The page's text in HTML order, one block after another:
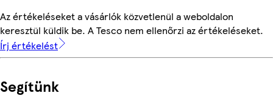
Az értékeléseket a vásárlók közvetlenül a weboldalon
keresztül küldik be. A Tesco nem ellenőrzi az értékeléseket.
Írj értékelést
Segítünk